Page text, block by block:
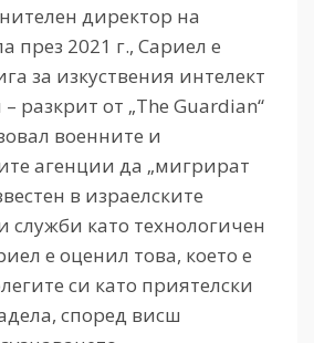
директор на
през 2021 г., Сариел е
за изкуствения интелект
разкрит от „The Guardian“
военните и
агенции да „мигрират
в израелските
служби като технологичен
е оценил това, което е
си като приятелски
според висш